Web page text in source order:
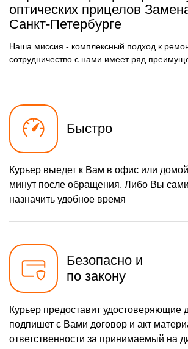
Калибровка и настройка
750 р
Ремонт встроенного
дальнометра и других
устройств
750 р
логики
Замена микросхемы
усилителя
Замена шим контроллера
Замена объективов с
улучшением
1100 р
ПО)
оптических прицелов
Санкт-Петербурге
Наша миссия - комплексный подход к
сотрудничество с нами имеет ряд
Быстро
Курьер выедет к Вам в офис или
минут после обращения. Либо Вы
назначить удобное время
Безопасно и
по закону
Курьер предоставит удостоверяющие
подпишет с Вами договор и акт
ответственности за принимаемый на